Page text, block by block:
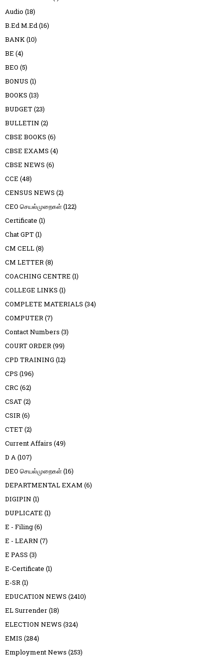
Audio (18)
B.Ed M.Ed(16)
BANK(10)
BE (4)
BEO (5)
BONUS (1)
BOOKS (13)
BUDGET(23)
BULLETIN (2)
CBSE BOOKS (6)
CBSE EXAMS (4)
CBSE NEWS (6)
CCE (48)
CENSUS NEWS (2)
CEO செயல்முறைகள்(122)
Certificate (1)
Chat GPT(1)
CM CELL(8)
CM LETTER(8)
COACHING CENTRE (1)
COLLEGE LINKS (1)
COMPLETE MATERIALS (34)
COMPUTER(7)
Contact Numbers (3)
COURT ORDER(99)
CPD TRAINING (12)
CPS (196)
CRC (62)
CSAT(2)
CSIR(6)
CTET(2)
Current Affairs (49)
D A(107)
DEO செயல்முறைகள்(16)
DEPARTMENTAL EXAM (6)
DIGIPIN (1)
DUPLICATE (1)
E - Filing(6)
E - LEARN (7)
E PASS (3)
E-Certificate (1)
E-SR(1)
EDUCATION NEWS (2410)
EL Surrender(18)
ELECTION NEWS (324)
EMIS (284)
Employment News (253)